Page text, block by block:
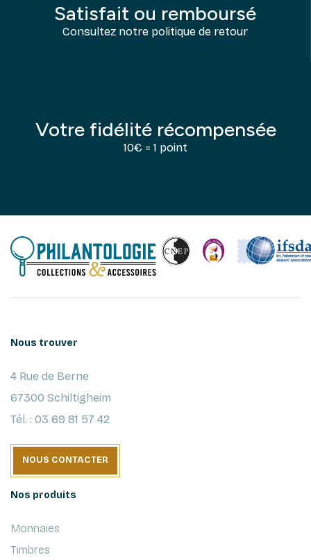
Satisfait ou remboursé
Consultez notre politique de retour
Votre fidélité récompensée
10€ = 1 point
Nous trouver
4 Rue de Berne
67300 Schiltigheim
Tél. : 03 69 81 57 42
NOUS CONTACTER
Nos produits
Monnaies
Timbres